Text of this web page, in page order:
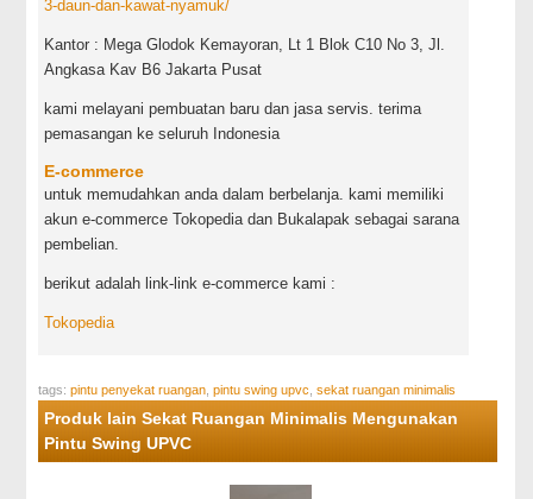
3-daun-dan-kawat-nyamuk/
Kantor : Mega Glodok Kemayoran, Lt 1 Blok C10 No 3, Jl.
Angkasa Kav B6 Jakarta Pusat
kami melayani pembuatan baru dan jasa servis. terima
pemasangan ke seluruh Indonesia
E-commerce
untuk memudahkan anda dalam berbelanja. kami memiliki
akun e-commerce Tokopedia dan Bukalapak sebagai sarana
pembelian.
berikut adalah link-link e-commerce kami :
Tokopedia
tags:pintu penyekat ruangan ,pintu swing upvc ,sekat ruangan minimalis
Produk lain Sekat Ruangan Minimalis Mengunakan
Pintu Swing UPVC